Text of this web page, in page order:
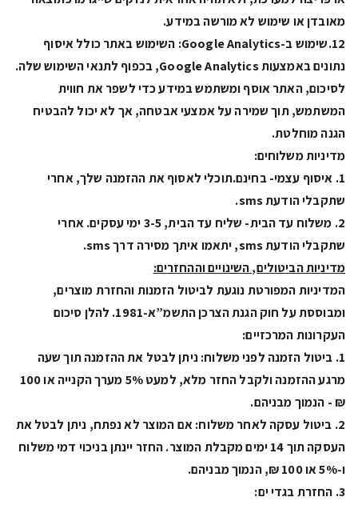
מאובדן או שימוש לא מורשה במידע.
12.שימוש ב-Google Analytics: השימוש באתר כולל איסוף
נתונים באמצעות Google Analytics, בכפוף לתנאי השימוש שלה.
לסיכום, האתר אוסף ומשתמש במידע כדי לשפר את חווית
המשתמש, תוך שמירה על אמצעי אבטחה, אך לא יכול להבטיח
הגנה מוחלטת.
מדיניות משלוחים:
1. איסוף עצמי- בחינם.תוכלי לאסוף את ההזמנה שלך, אחרי
שתקבלי הודעת sms.
2. משלוח עד הבית- שליח עד הבית, 3-5 ימי עסקים. אחרי
שתקבלי הודעת sms, יתאמו איתך מסירה דרך sms.
מדיניות הביטולים, השינויים וההחזרים:
המדיניות המפורטת נוגעת לביטול הזמנות והחזרת מוצרים,
ומבוססת על חוק הגנת הצרכן התשמ”א-1981. להלן סיכום
העקרונות המרכזיים:
1. ביטול הזמנה לפני משלוח: ניתן לבטל את ההזמנה תוך שעה
מרגע ההזמנה ולקבל החזר מלא, למעט 5% מערך הקנייה או 100
₪ - הנמוך מבניהם.
2. ביטול עסקה לאחר משלוח: אם המוצר לא נפתח, ניתן לבטל את
העסקה תוך 14 ימים מקבלת המוצר. החזר יינתן בניכוי דמי משלוח
ו-5% או 100 ₪, הנמוך מבניהם.
3. החזרת בגדי ים: